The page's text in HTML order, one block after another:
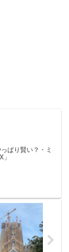
ぱり賢い？・ミ